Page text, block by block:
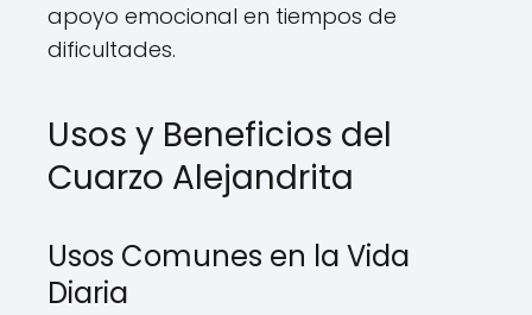
apoyo emocional en tiempos de
dificultades.
Usos y Beneficios del
Cuarzo Alejandrita
Usos Comunes en la Vida
Diaria